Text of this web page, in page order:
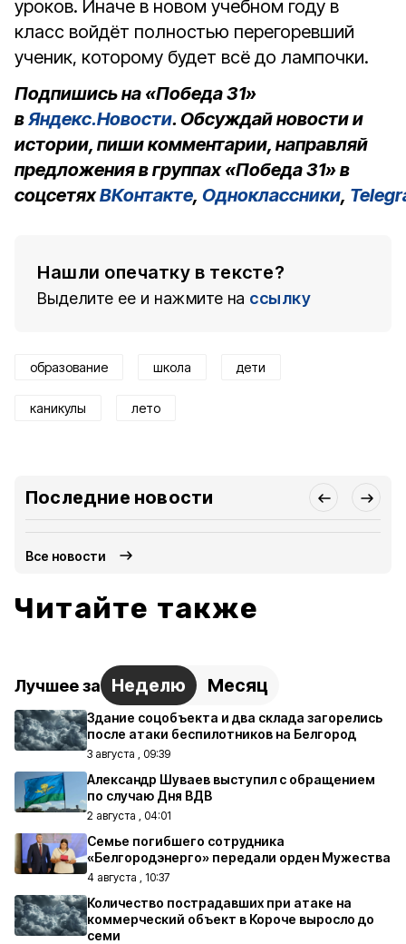
уроков. Иначе в новом учебном году в
класс войдёт полностью перегоревший
ученик, которому будет всё до лампочки.
Подпишись на «Победа 31»
вЯндекс.Новости. Обсуждай новости и
истории, пиши комментарии, направляй
предложения в группах «Победа 31» в
соцсетяхВКонтакте, Одноклассники,
Нашли опечатку в тексте?
Выделите ее и нажмите на ссылку
образование школа дети
каникулы лето
Последние новости
Все новости
Читайте также
Лучшее за Неделю Месяц
Здание соцобъекта и два склада загорелись
после атаки беспилотников на Белгород
3 августа , 09:39
Александр Шуваев выступил с обращением
по случаю Дня ВДВ
2 августа , 04:01
Семье погибшего сотрудника
«Белгородэнерго» передали орден Мужества
4 августа , 10:37
Количество пострадавших при атаке на
коммерческий объект в Короче выросло до
семи